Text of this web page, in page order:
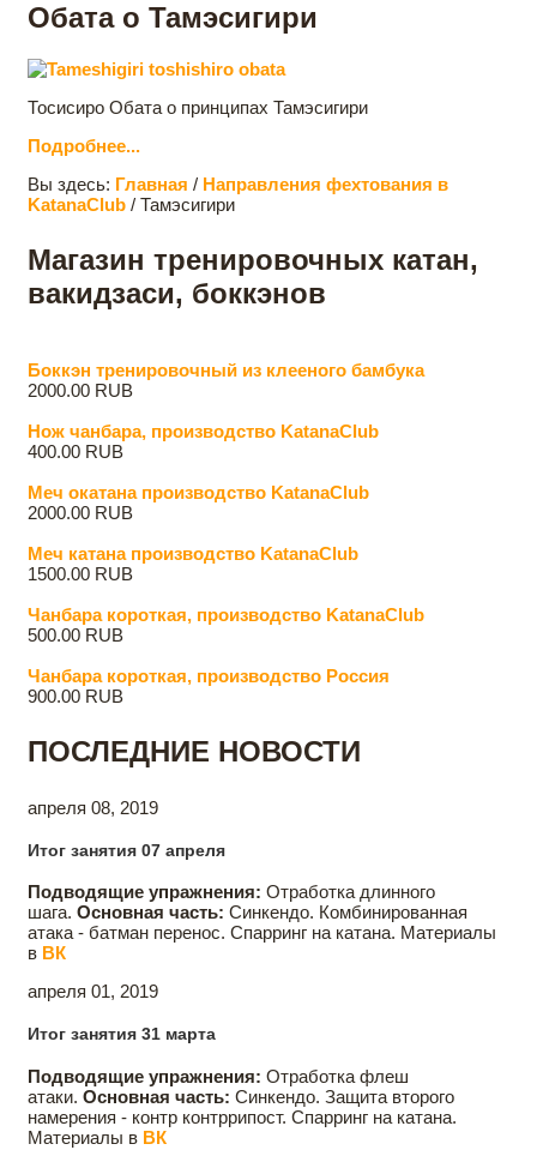
Обата о Тамэсигири
Тосисиро Обата о принципах Тамэсигири
Подробнее...
Вы здесь: Главная / Направления фехтования в
KatanaClub / Тамэсигири
Магазин тренировочных катан,
вакидзаси, боккэнов
Боккэн тренировочный из клееного бамбука
2000.00 RUB
Нож чанбара, производство KatanaClub
400.00 RUB
Меч oкатана производство KatanaClub
2000.00 RUB
Меч катана производство KatanaClub
1500.00 RUB
Чанбара короткая, производство KatanaClub
500.00 RUB
Чанбара короткая, производство Россия
900.00 RUB
ПОСЛЕДНИЕ НОВОСТИ
апреля 08, 2019
Итог занятия 07 апреля
Подводящие упражнения: Отработка длинного
шага. Основная часть: Синкендо. Комбинированная
атака - батман перенос. Спарринг на катана. Материалы
в ВК
апреля 01, 2019
Итог занятия 31 марта
Подводящие упражнения: Отработка флеш
атаки. Основная часть: Синкендо. Защита второго
намерения - контр контррипост. Спарринг на катана.
Материалы в ВК